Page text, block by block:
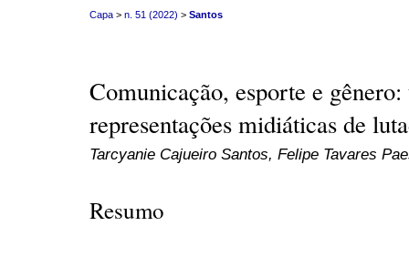
Capa > n. 51 (2022) > Santos
Comunicação, esporte e
representações midiáticas de
Tarcyanie Cajueiro Santos, Felipe Tavares
Resumo